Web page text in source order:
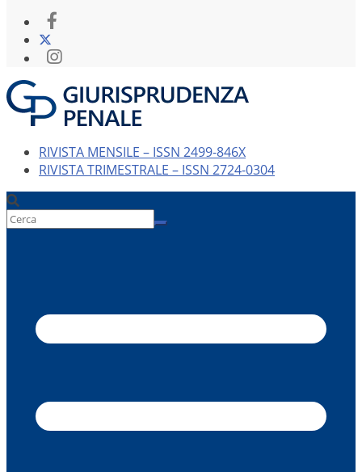
RIVISTA MENSILE – ISSN 2499-846X
RIVISTA TRIMESTRALE – ISSN 2724-0304